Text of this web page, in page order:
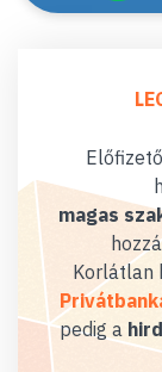
magas
Korlátlan
pedig a